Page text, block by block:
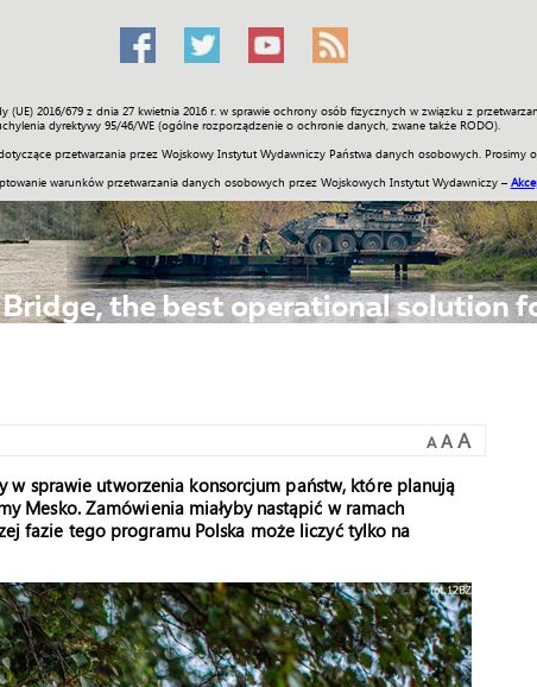
(UE) 2016/679 z dnia 27 kwietnia 2016 r. w sprawie ochrony osób fizycznych w związku z
dyrektywy 95/46/WE (ogólne rozporządzenie o ochronie danych, zwane także RODO).
przetwarzania przez Wojskowy Instytut Wydawniczy Państwa danych osobowych. Prosimy
warunków przetwarzania danych osobowych przez Wojskowych Instytut Wydawniczy –
Społeczność Sport Historia Galerie Wideo ENGLISH
A A A
w sprawie utworzenia konsorcjum państw, które planują
Mesko. Zamówienia miałyby nastąpić w ramach
fazie tego programu Polska może liczyć tylko na